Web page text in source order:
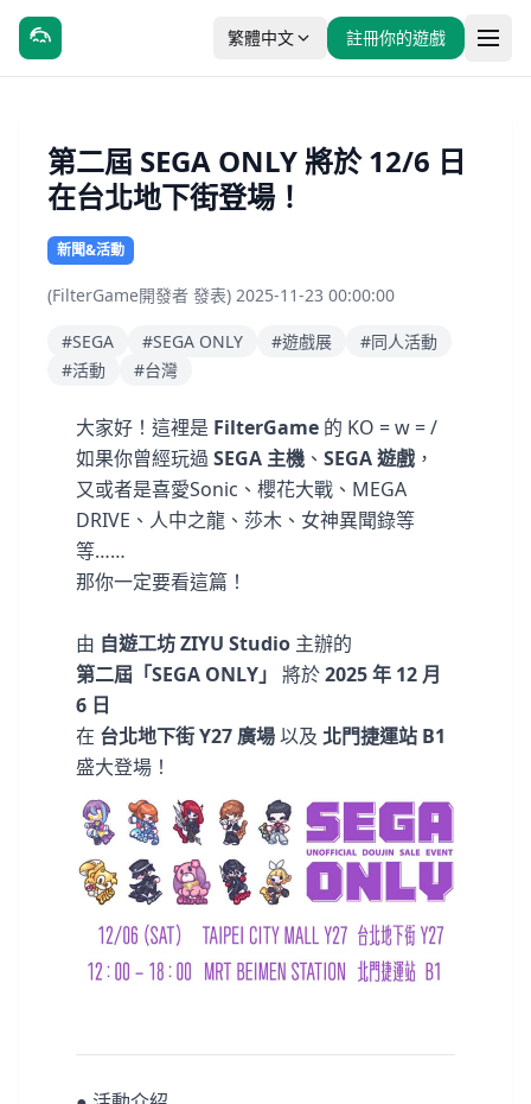
繁體中文 註冊你的遊戲
第二屆 SEGA ONLY 將於 12/6 日
在台北地下街登場！
新聞&活動
(FilterGame開發者 發表) 2025-11-23 00:00:00
#SEGA #SEGA ONLY #遊戲展
#同人活動
#活動
#台灣
大家好！這裡是 FilterGame 的 KO = w = /
如果你曾經玩過 SEGA 主機 、 SEGA 遊戲 ，
又或者是喜愛Sonic、櫻花大戰、MEGA
DRIVE、人中之龍、莎木、女神異聞錄等
等……
那你一定要看這篇！
由 自遊工坊 ZIYU Studio 主辦的
第二屆「SEGA ONLY」 將於2025 年 12 月
6 日
在 台北地下街 Y27 廣場以及 北門捷運站 B1
盛大登場！